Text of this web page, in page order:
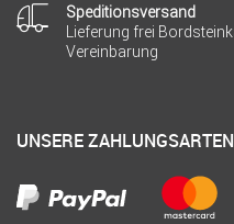
Speditionsversand
Lieferung frei
Vereinbarung
UNSERE ZAHLUNGSARTEN